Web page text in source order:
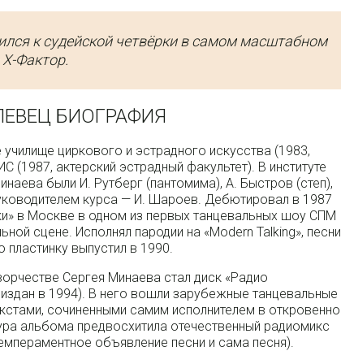
к судейской четвёрки в самом масштабном
Фактор.
БИОГРАФИЯ
циркового и эстрадного искусства (1983,
(1987, актерский эстрадный факультет). В институте
были И. Рутберг (пантомима), А. Быстров (степ),
курса — И. Шароев. Дебютировал в 1987
в Москве в одном из первых танцевальных шоу СПМ
сцене. Исполнял пародии на «Modern Talking», песни
выпустил в 1990.
Сергея Минаева стал диск «Радио
в 1994). В него вошли зарубежные танцевальные
сочиненными самим исполнителем в откровенно
альбома предвосхитила отечественный радиомикс
объявление песни и сама песня).